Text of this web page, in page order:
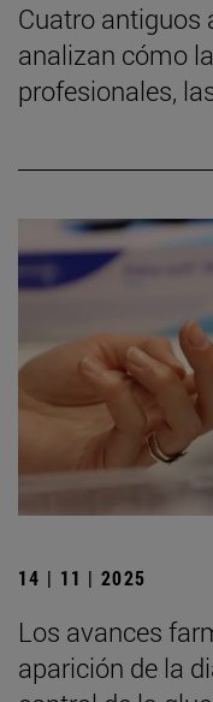
Cuatro antiguos
analizan cómo
profesionales,
14 | 11 | 2025
Los avances
aparición de la